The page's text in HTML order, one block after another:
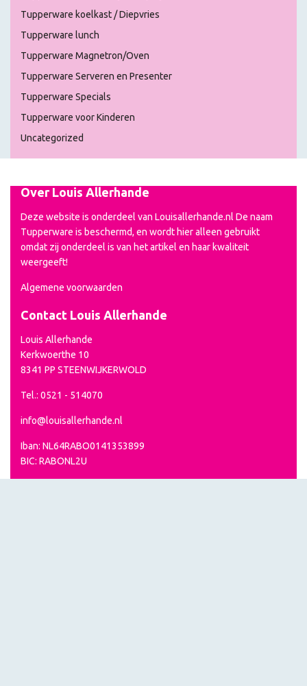
Tupperware koelkast / Diepvries
Tupperware lunch
Tupperware Magnetron/Oven
Tupperware Serveren en Presenter
Tupperware Specials
Tupperware voor Kinderen
Uncategorized
Over Louis Allerhande
Deze website is onderdeel van Louisallerhande.nl De naam
Tupperware is beschermd, en wordt hier alleen gebruikt
omdat zij onderdeel is van het artikel en haar kwaliteit
weergeeft!
Algemene voorwaarden
Contact Louis Allerhande
Louis Allerhande
Kerkwoerthe 10
8341 PP STEENWIJKERWOLD
Tel.: 0521 - 514070
info@louisallerhande.nl
Iban: NL64RABO0141353899
BIC: RABONL2U